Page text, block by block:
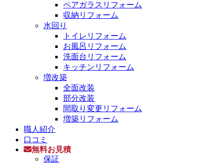
ペアガラスリフォーム
収納リフォーム
水回り
トイレリフォーム
お風呂リフォーム
洗面台リフォーム
キッチンリフォーム
増改築
全面改装
部分改装
間取り変更リフォーム
増築リフォーム
職人紹介
口コミ
無料お見積
保証